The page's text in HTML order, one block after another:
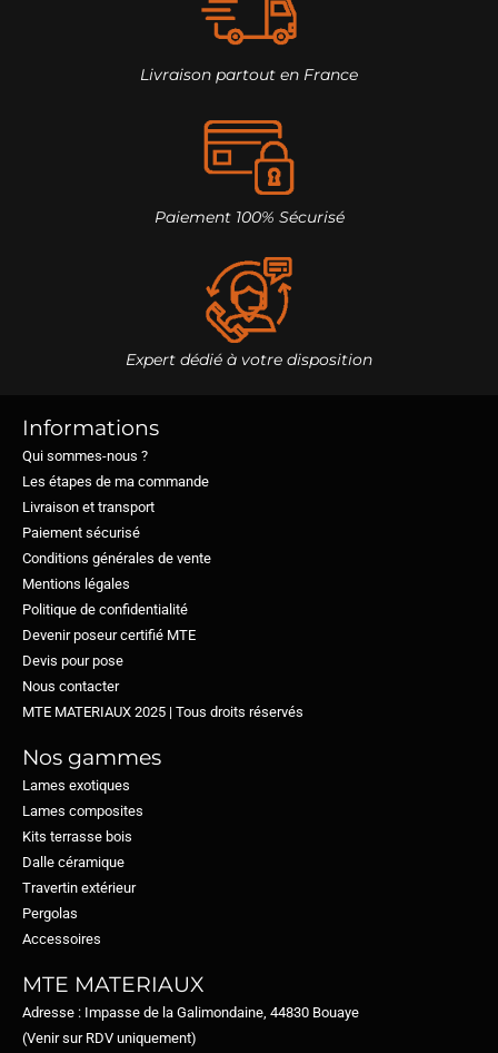
Livraison partout en France
Paiement 100% Sécurisé
Expert dédié à votre disposition
Informations
Qui sommes-nous ?
Les étapes de ma commande
Livraison et transport
Paiement sécurisé
Conditions générales de vente
Mentions légales
Politique de confidentialité
Devenir poseur certifié MTE
Devis pour pose
Nous contacter
MTE MATERIAUX 2025 | Tous droits réservés​
Nos gammes
Lames exotiques
Lames composites
Kits terrasse bois
Dalle céramique
Travertin extérieur
Pergolas
Accessoires
MTE MATERIAUX
Adresse : Impasse de la Galimondaine, 44830 Bouaye
(Venir sur RDV uniquement)